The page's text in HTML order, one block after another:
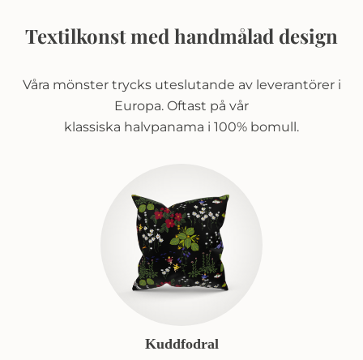
Textilkonst med handmålad design
Våra mönster trycks uteslutande av leverantörer i
Europa. Oftast på vår
klassiska halvpanama i 100% bomull.
Kuddfodral